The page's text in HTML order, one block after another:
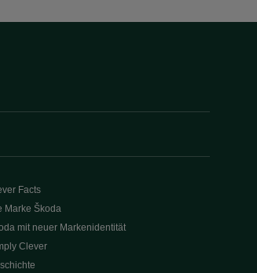
Facts
Marke Škoda
mit neuer Markenidentität
Clever